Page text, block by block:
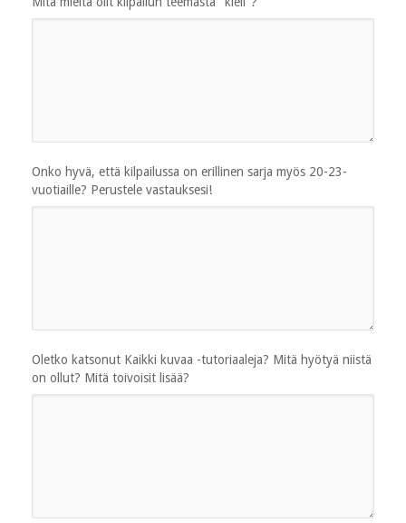
Onko hyvä, että kilpailussa on erillinen sarja myös 20-23-
vuotiaille? Perustele vastauksesi!
Oletko katsonut Kaikki kuvaa -tutoriaaleja? Mitä hyötyä niistä
on ollut? Mitä toivoisit lisää?